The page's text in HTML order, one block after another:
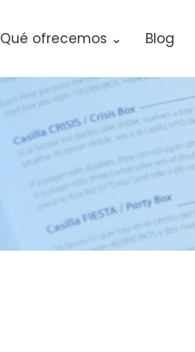
Qué ofrecemos ⌄ Blog